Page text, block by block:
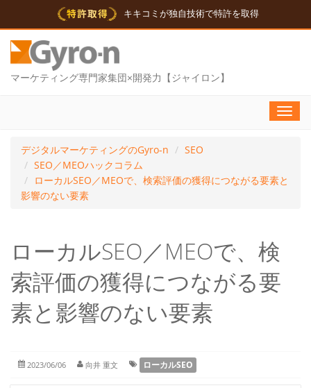
キキコミが独自技術で特許を取得
マーケティング専門家集団×開発力【ジャイロン】
デジタルマーケティングのGyro-n
SEO
SEO／MEOハックコラム
ローカルSEO／MEOで、検索評価の獲得につながる要素と
影響のない要素
ローカルSEO／MEOで、検
索評価の獲得につながる要
素と影響のない要素
2023/06/06 向井 重文 ローカルSEO